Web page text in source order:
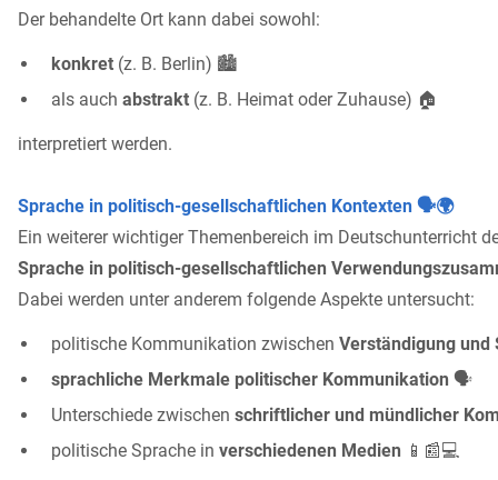
Der behandelte Ort kann dabei sowohl:
konkret (z. B. Berlin) 🏙️
als auch abstrakt (z. B. Heimat oder Zuhause) 🏠
interpretiert werden.
Sprache in politisch-gesellschaftlichen Kontexten 🗣️🌍
Ein weiterer wichtiger Themenbereich im Deutschunterricht
Sprache in politisch-gesellschaftlichen
Dabei werden unter anderem folgende Aspekte untersucht:
politische Kommunikation zwischen Verständigung und
sprachliche Merkmale politischer Kommunikation 🗣️
Unterschiede zwischen schriftlicher und mündlicher
politische Sprache in verschiedenen Medien 📱📰💻